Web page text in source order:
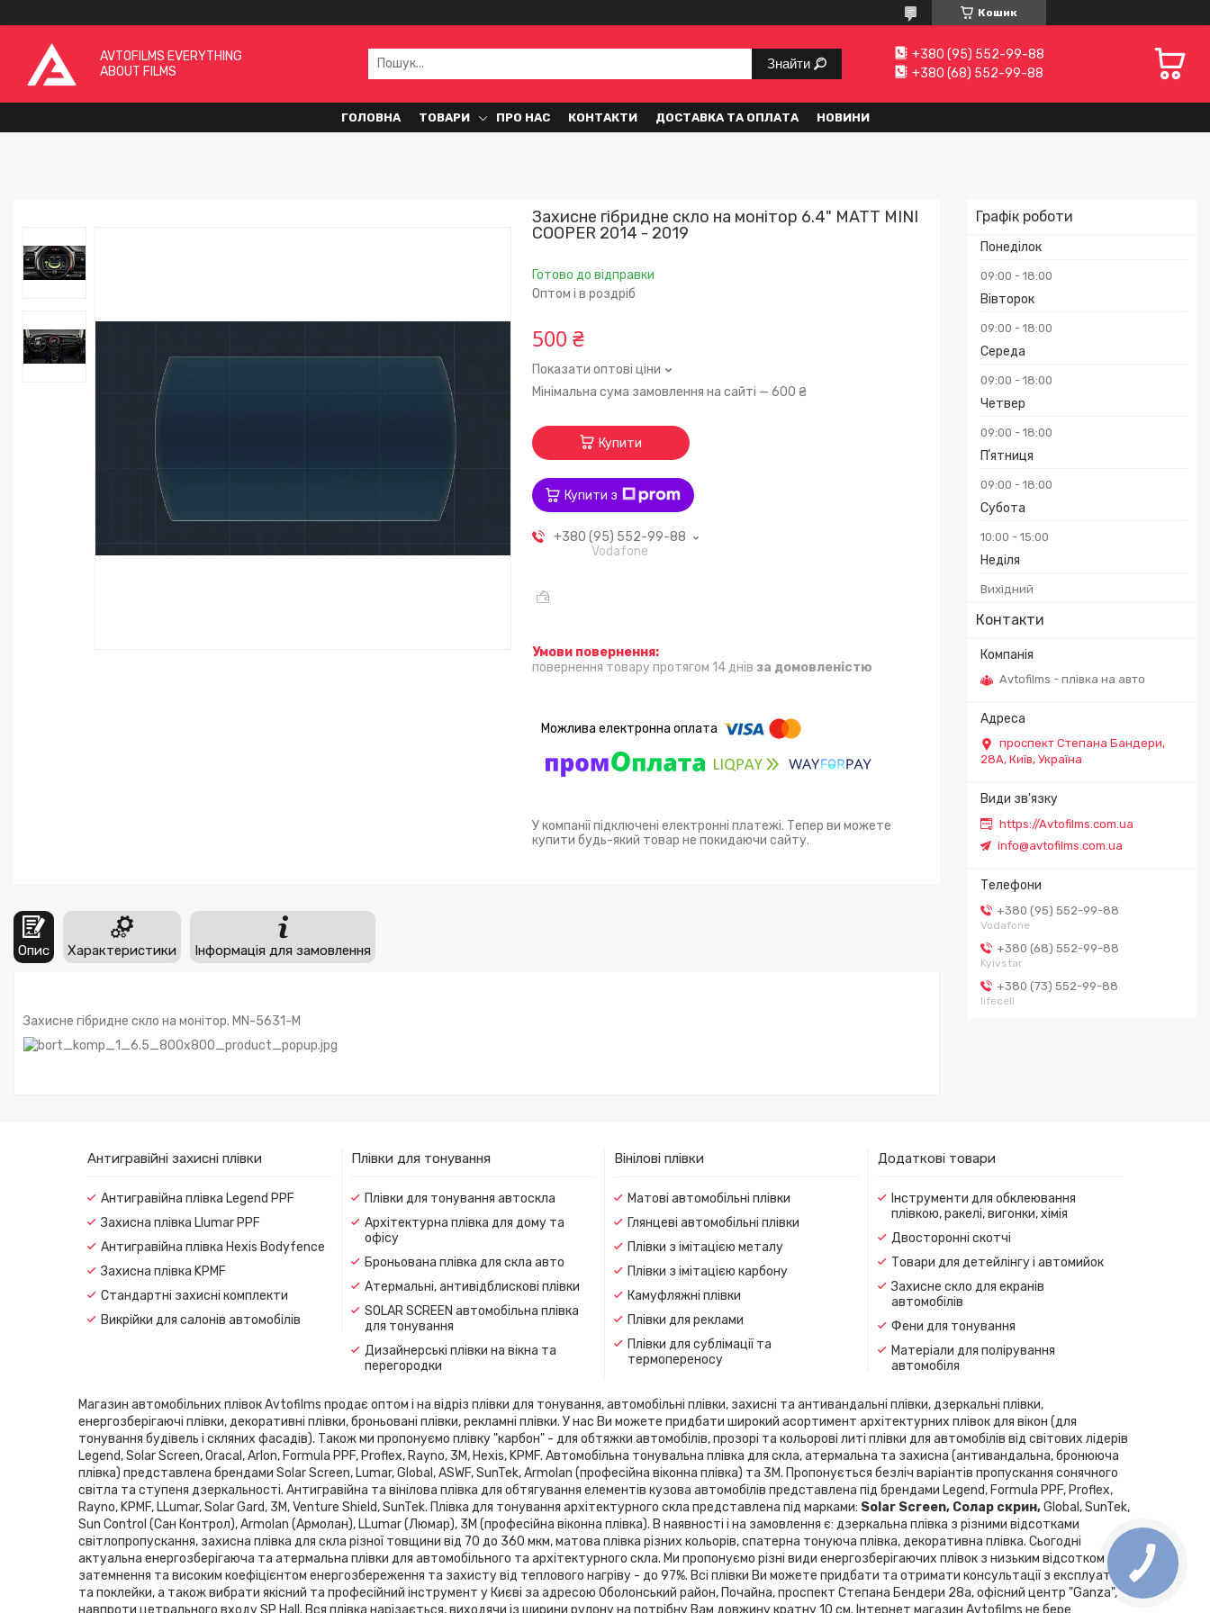
Кошик
AVTOFILMS EVERYTHING
ABOUT FILMS
Знайти
+380 (95) 552-99-88
+380 (68) 552-99-88
ГОЛОВНА ТОВАРИ ПРО НАС КОНТАКТИ ДОСТАВКА ТА ОПЛАТА НОВИНИ
Графік роботи
Понеділок
09:00 18:00
Вівторок
09:00 18:00
Середа
09:00 18:00
Четвер
09:00 18:00
Пʼятниця
09:00 18:00
Субота
10:00 15:00
Неділя
Вихідний
Контакти
Avtofilms - плівка на авто
проспект Степана Бандери,
28А, Київ, Україна
https://Avtofilms.com.ua
info@avtofilms.com.ua
+380 (95) 552-99-88
Vodafone
+380 (68) 552-99-88
Kyivstar
+380 (73) 552-99-88
lifecell
Захисне гібридне скло на монітор 6.4" MATT MINI
COOPER 2014 - 2019
Готово до відправки
Оптом і в роздріб
500 ₴
Показати оптові ціни
Мінімальна сума замовлення на сайті — 600 ₴
Купити
Купити з
+380 (95) 552-99-88
Vodafone
повернення товару протягом 14 днів за домовленістю
У компанії підключені електронні платежі. Тепер ви можете
купити будь-який товар не покидаючи сайту.
Опис Характеристики Інформація для замовлення
Захисне гібридне скло на монітор. MN-5631-M
Антигравійні захисні плівки
Антигравійна плівка Legend PPF
Захисна плівка Llumar PPF
Антигравійна плівка Hexis Bodyfence
Захисна плівка KPMF
Стандартні захисні комплекти
Викрійки для салонів автомобілів
Плівки для тонування
Плівки для тонування автоскла
Архітектурна плівка для дому та
офісу
Броньована плівка для скла авто
Атермальні, антивідблискові плівки
SOLAR SCREEN автомобільна плівка
для тонування
Дизайнерські плівки на вікна та
перегородки
Вінілові плівки
Матові автомобільні плівки
Глянцеві автомобільні плівки
Плівки з імітацією металу
Плівки з імітацією карбону
Камуфляжні плівки
Плівки для реклами
Плівки для сублімації та
термопереносу
Додаткові товари
Інструменти для обклеювання
плівкою, ракелі, вигонки, хімія
Двосторонні скотчі
Товари для детейлінгу і автомийок
Захисне скло для екранів
автомобілів
Фени для тонування
Матеріали для полірування
автомобіля
Магазин автомобільних плівок Avtofilms продає оптом і на відріз плівки для тонування, автомобільні плівки, захисні та антивандальні плівки, дзеркальні плівки,
енергозберігаючі плівки, декоративні плівки, броньовані плівки, рекламні плівки. У нас Ви можете придбати широкий асортимент архітектурних плівок для вікон (для
тонування будівель і скляних фасадів). Також ми пропонуємо плівку "карбон" - для обтяжки автомобілів, прозорі та кольорові литі плівки для автомобілів від світових лідерів
Legend, Solar Screen, Oracal, Arlon, Formula PPF, Proflex, Rayno, 3М, Hexis, KPMF. Автомобільна тонувальна плівка для скла, атермальна та захисна (антивандальна, бронююча
плівка) представлена ​​брендами Solar Screen, Lumar, Global, ASWF, SunTek, Armolan (професійна віконна плівка) та 3М. Пропонується безліч варіантів пропускання сонячного
світла та ступеня дзеркальності. Антигравійна та вінілова плівка для обтягування елементів кузова автомобілів представлена ​​під брендами Legend, Formula PPF, Proflex,
Rayno, KPMF, LLumar, Solar Gard, 3M, Venture Shield, SunTek. Плівка для тонування архітектурного скла представлена ​​під марками: Solar Screen, Cолар скрин,Global, SunTek,
Sun Control (Сан Контрол), Armolan (Армолан), LLumar (Люмар), 3М (професійна віконна плівка). В наявності і на замовлення є: дзеркальна плівка з різними відсотками
світлопропускання, захисна плівка для скла різної товщини від 70 до 360 мкм, матова плівка різних кольорів, спатерна тонуюча плівка, декоративна плівка. Сьогодні
актуальна енергозберігаюча та атермальна плівки для автомобільного та архітектурного скла. Ми пропонуємо різні види енергозберігаючих плівок з низьким відсотком
затемнення та високим коефіцієнтом енергозбереження та захисту від теплового нагріву - до 97%. Всі плівки Ви можете придбати та отримати консультації з експлуатації
та поклейки, а також вибрати якісний та професійний інструмент у Києві за адресою Оболонський район, Почайна, проспект Степана Бендери 28а, офісний центр "Ganza",
навпроти цетрального входу SP Hаll. Вся плівка нарізається, виходячи із ширини рулону на потрібну Вам довжину кратну 10 см. Інтернет магазин Avtofilms не бере